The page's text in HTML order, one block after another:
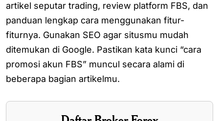
artikel seputar trading, review platform FBS, dan
panduan lengkap cara menggunakan fitur-
fiturnya. Gunakan SEO agar situsmu mudah
ditemukan di Google. Pastikan kata kunci “cara
promosi akun FBS” muncul secara alami di
beberapa bagian artikelmu.